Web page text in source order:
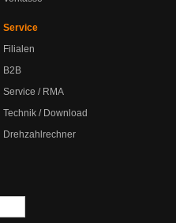
Service
Filialen
B2B
Service / RMA
Technik / Download
Drehzahlrechner